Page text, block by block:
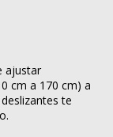
ajustar
cm a 170 cm) a
te